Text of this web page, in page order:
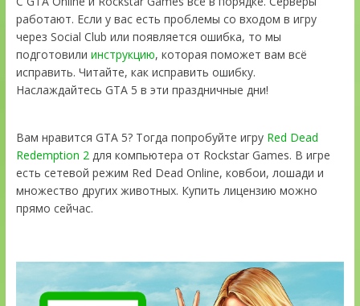
работают. Если у вас есть проблемы со входом в игру
через Social Club или появляется ошибка, то мы
подготовили инструкцию, которая поможет вам всё
исправить. Читайте, как исправить ошибку.
Наслаждайтесь GTA 5 в эти праздничные дни!
Вам нравится GTA 5? Тогда попробуйте игру Red Dead
Redemption 2для компьютера от Rockstar Games. В игре
есть сетевой режим Red Dead Online, ковбои, лошади и
множество других животных. Купить лицензию можно
прямо сейчас.